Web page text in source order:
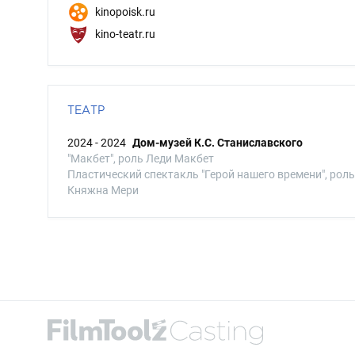
kinopoisk.ru
kino-teatr.ru
ТЕАТР
2024 - 2024 Дом-музей К.С. Станиславского
"Макбет", роль Леди Макбет
Пластический спектакль "Герой нашего времени", роль
Княжна Мери